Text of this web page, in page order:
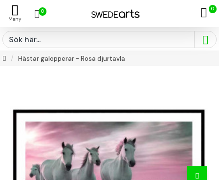
0 0
Hästar galopperar - Rosa djurtavla